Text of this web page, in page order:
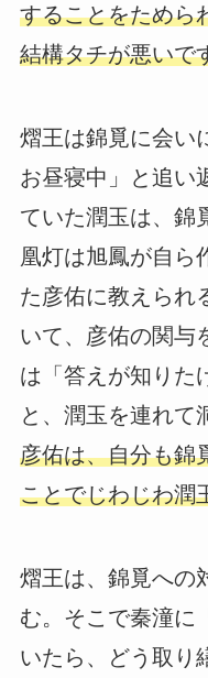
することをためら
結構タチが悪いで
熠王は錦覓に会い
お昼寝中」と追い
ていた潤玉は、錦
凰灯は旭鳳が自ら
た彦佑に教えられ
いて、彦佑の関与
は「答えが知りた
と、潤玉を連れ
彦佑は、自分も錦
ことでじわじわ潤
熠王は、錦覓への
む。そこで秦潼に
いたら、どう取り